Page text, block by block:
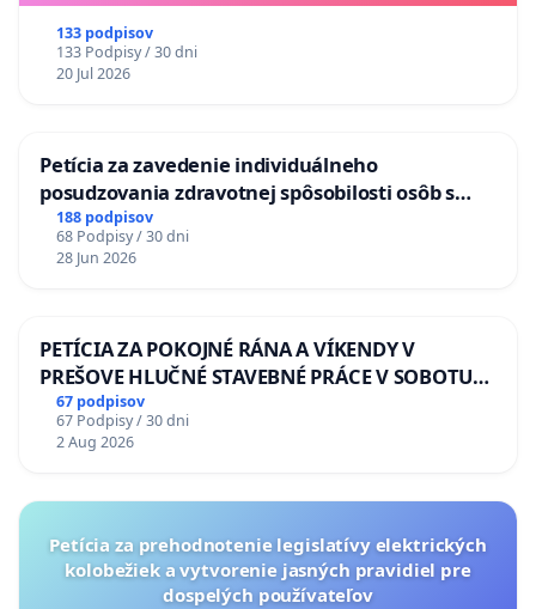
133 podpisov
133 Podpisy / 30 dni
20 Jul 2026
Petícia za zavedenie individuálneho
posudzovania zdravotnej spôsobilosti osôb s
diabetom 1. a 2. typu pri prijímaní do
Policajného zboru SR
188 podpisov
68 Podpisy / 30 dni
28 Jun 2026
PETÍCIA ZA POKOJNÉ RÁNA A VÍKENDY V
PREŠOVE HLUČNÉ STAVEBNÉ PRÁCE V SOBOTU
LEN OD 9.00 DO 13.00 HOD., CEZ PRACOVNÝ
TÝŽDEŇ CIEĽ 8.00 – 18.00 HOD. A PRAVIDELNÁ
KONTROLA STAVBY C-AREA NA
67 podpisov
67 Podpisy / 30 dni
2 Aug 2026
Petícia za prehodnotenie legislatívy elektrických
kolobežiek a vytvorenie jasných pravidiel pre
dospelých používateľov